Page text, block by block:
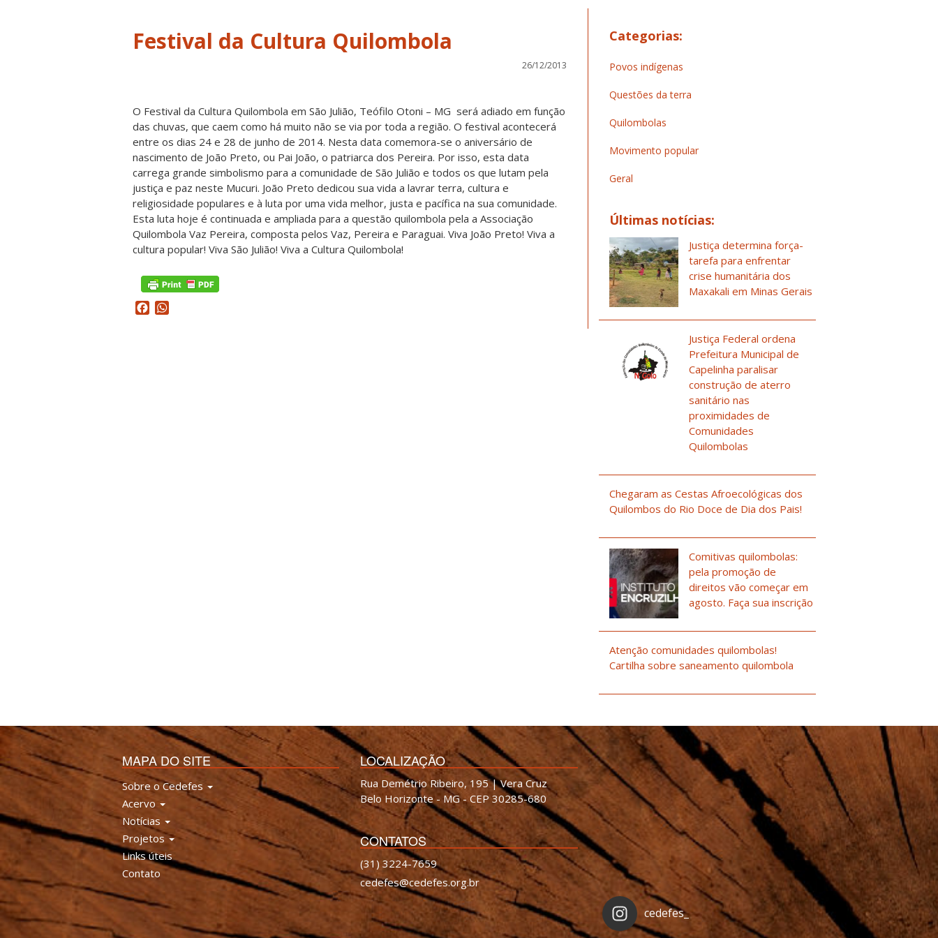
Festival da Cultura Quilombola
26/12/2013
O Festival da Cultura Quilombola em São Julião, Teófilo Otoni – MG será adiado em função
das chuvas, que caem como há muito não se via por toda a região. O festival acontecerá
entre os dias 24 e 28 de junho de 2014. Nesta data comemora-se o aniversário de
nascimento de João Preto, ou Pai João, o patriarca dos Pereira. Por isso, esta data
carrega grande simbolismo para a comunidade de São Julião e todos os que lutam pela
justiça e paz neste Mucuri. João Preto dedicou sua vida a lavrar terra, cultura e
religiosidade populares e à luta por uma vida melhor, justa e pacífica na sua comunidade.
Esta luta hoje é continuada e ampliada para a questão quilombola pela a Associação
Quilombola Vaz Pereira, composta pelos Vaz, Pereira e Paraguai. Viva João Preto! Viva a
cultura popular! Viva São Julião! Viva a Cultura Quilombola!
Facebook
Categorias:
Povos indígenas
Questões da terra
Quilombolas
Movimento popular
Geral
Últimas notícias:
Justiça determina força-
tarefa para enfrentar
crise humanitária dos
Maxakali em Minas Gerais
Justiça Federal ordena
Prefeitura Municipal de
Capelinha paralisar
construção de aterro
sanitário nas
proximidades de
Comunidades
Quilombolas
Chegaram as Cestas Afroecológicas dos
Quilombos do Rio Doce de Dia dos Pais!
Comitivas quilombolas:
pela promoção de
direitos vão começar em
agosto. Faça sua inscrição
Atenção comunidades quilombolas!
Cartilha sobre saneamento quilombola
MAPA DO SITE
Sobre o Cedefes
Acervo
Notícias
Projetos
Links úteis
Contato
LOCALIZAÇÃO
Rua Demétrio Ribeiro, 195 | Vera Cruz
Belo Horizonte - MG - CEP 30285-680
CONTATOS
(31) 3224-7659
cedefes@cedefes.org.br
cedefes_